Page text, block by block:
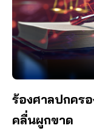
ร้องศาลปกคร
คลื่นผูกขาด